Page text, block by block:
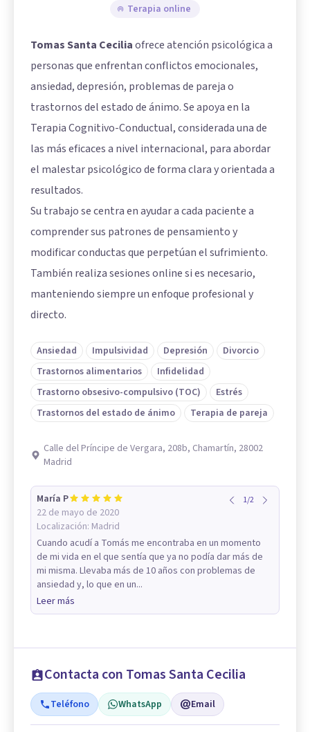
Terapia online
Tomas Santa Ceciliaofrece atención psicológica a
personas que enfrentan conflictos emocionales,
ansiedad, depresión, problemas de pareja o
trastornos del estado de ánimo. Se apoya en la
Terapia Cognitivo-Conductual, considerada una de
las más eficaces a nivel internacional, para abordar
el malestar psicológico de forma clara y orientada a
resultados.
Su trabajo se centra en ayudar a cada paciente a
comprender sus patrones de pensamiento y
modificar conductas que perpetúan el sufrimiento.
También realiza sesiones online si es necesario,
manteniendo siempre un enfoque profesional y
directo.
Ansiedad Impulsividad Depresión
Divorcio
Trastornos alimentarios
Infidelidad
Trastorno obsesivo-compulsivo (TOC)
Estrés
Trastornos del estado de ánimo
Terapia de pareja
Calle del Príncipe de Vergara, 208b, Chamartín, 28002
Madrid
María P
22 de mayo de 2020
Localización: Madrid
1/2
Cuando acudí a Tomás me encontraba en un momento
de mi vida en el que sentía que ya no podía dar más de
mi misma. Llevaba más de 10 años con problemas de
ansiedad y, lo que en un...
Leer más
Contacta con Tomas Santa Cecilia
Teléfono WhatsApp Email